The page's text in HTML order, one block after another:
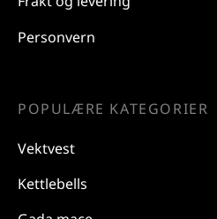
Personvern
POPULÆRE KATEGORIER
Vektvest
Kettlebells